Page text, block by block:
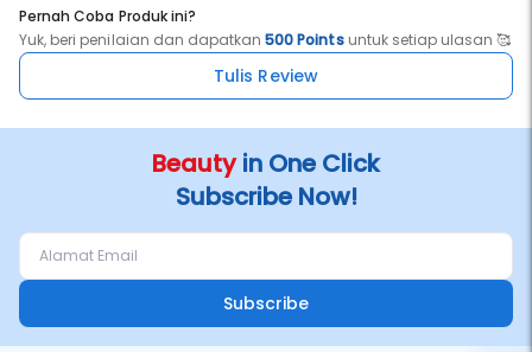
Available in 4 variants:
Disney Princess Ariel;
Disney Princess Cinderella;
Suitable for : All hair types and conditions, wet or dry.
Gently massage scalp with brush bristles for relaxing effect;
For stubborn knots, untangle gradually from edge to the roots.
Pernah Coba Produk ini?
Yuk, beri penilaian dan dapatkan500 Pointsuntuk setiap ulasan 🥰
Tulis Review
Beautyin One Click
Subscribe Now!
Subscribe